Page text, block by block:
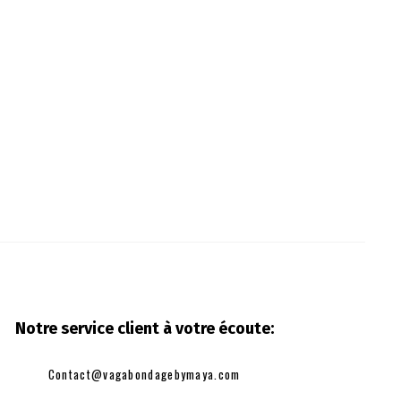
Notre service client à votre écoute:
Contact@vagabondagebymaya.com